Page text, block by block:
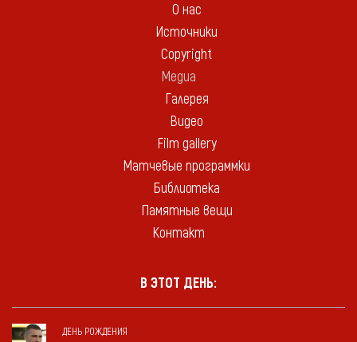
О нас
Источники
Copyright
Медиа
Галерея
Видео
Film gallery
Матчевые программки
Библиотека
Памятные вещи
Контакт
В ЭТОТ ДЕНЬ:
ДЕНЬ РОЖДЕНИЯ